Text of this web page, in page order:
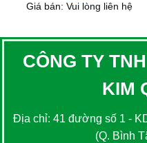
Giá bán: Vui lòng liên hệ
CÔNG TY
KIM
Địa chỉ: 41 đường số 1 -
(Q. Bình